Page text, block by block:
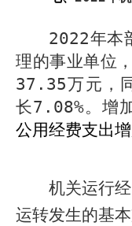
2022年本
理的事业单位
37.35万元，
长7.08%。增
公用经费支出增
机关运行
运转发生的基